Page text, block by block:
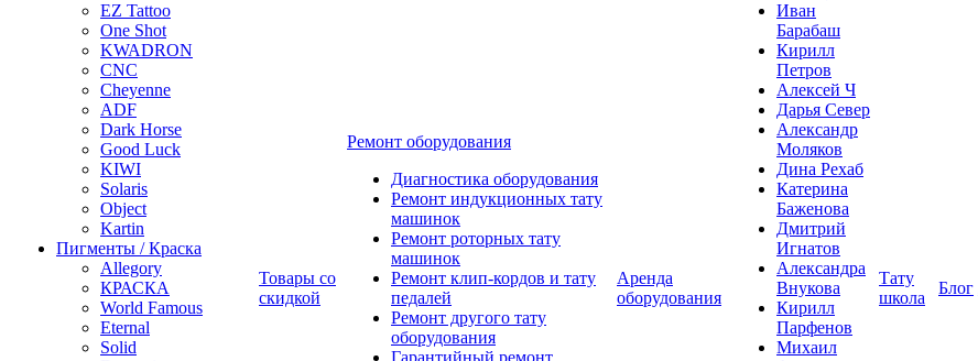
EZ Tattoo
One Shot
KWADRON
CNC
Cheyenne
ADF
Dark Horse
Good Luck
KIWI
Solaris
Object
Kartin
Пигменты / Краска
Allegory
КРАСКА
World Famous
Eternal
Solid
Товары со
скидкой
Ремонт оборудования
Диагностика оборудования
Ремонт индукционных тату
машинок
Ремонт роторных тату
машинок
Ремонт клип-кордов и тату
педалей
Ремонт другого тату
оборудования
Гарантийный ремонт
Аренда
оборудования
Иван
Барабаш
Кирилл
Петров
Алексей Ч
Дарья Север
Александр
Моляков
Дина Рехаб
Катерина
Баженова
Дмитрий
Игнатов
Александра
Внукова
Кирилл
Парфенов
Михаил
Тату
школа
Блог